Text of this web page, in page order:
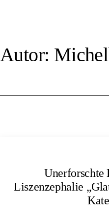
Autor:
Unerforschte
Liszenzephalie